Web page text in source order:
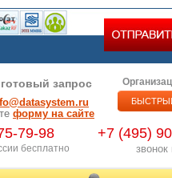
запрос
форму на сайте
79-98
бесплатно
+7 (495)